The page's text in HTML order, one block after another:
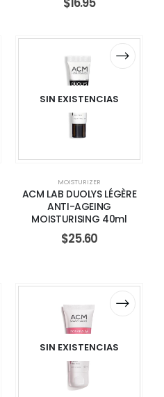
SIN EXISTENCIAS
MOISTURIZER
ACM LAB DUOLYS LÉGÈRE
ANTI-AGEING
MOISTURISING 40ml
$25.60
SIN EXISTENCIAS